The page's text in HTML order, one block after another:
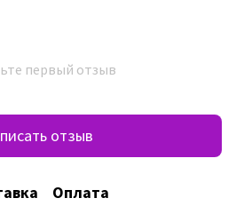
первый отзыв
отзыв
Оплата